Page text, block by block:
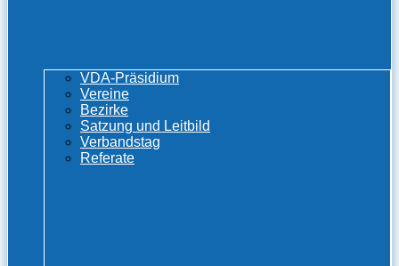
VDA-Präsidium
Vereine
Bezirke
Satzung und Leitbild
Verbandstag
Referate